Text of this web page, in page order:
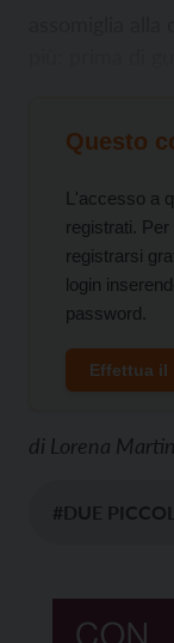
Questo
L'accesso a
registrati.
registrarsi
login
password.
Effettua il
di Lorena
#DUE